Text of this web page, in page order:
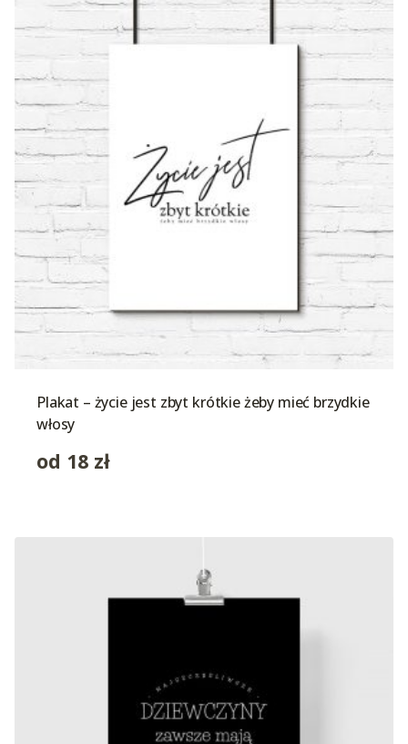
Plakat – życie jest zbyt krótkie żeby mieć brzydkie
włosy
od 18 zł